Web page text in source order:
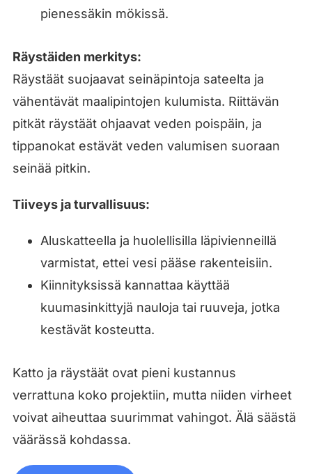
pienessäkin mökissä.
Räystäiden merkitys:
Räystäät suojaavat seinäpintoja sateelta ja
vähentävät maalipintojen kulumista. Riittävän
pitkät räystäät ohjaavat veden poispäin, ja
tippanokat estävät veden valumisen suoraan
seinää pitkin.
Tiiveys ja turvallisuus:
Aluskatteella ja huolellisilla läpivienneillä
varmistat, ettei vesi pääse rakenteisiin.
Kiinnityksissä kannattaa käyttää
kuumasinkittyjä nauloja tai ruuveja, jotka
kestävät kosteutta.
Katto ja räystäät ovat pieni kustannus
verrattuna koko projektiin, mutta niiden virheet
voivat aiheuttaa suurimmat vahingot. Älä säästä
väärässä kohdassa.